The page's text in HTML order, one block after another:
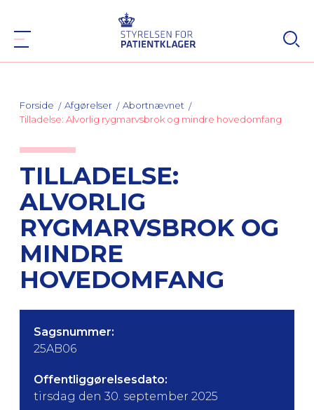
Forside Afgørelser
Abortnævnet
Tilladelse: Alvorlig rygmarvsbrok og mindre hovedomfang
TILLADELSE:
ALVORLIG
RYGMARVSBROK OG
MINDRE
HOVEDOMFANG
Sagsnummer:
25AB06
Offentliggørelsesdato:
tirsdag den 30. september 2025